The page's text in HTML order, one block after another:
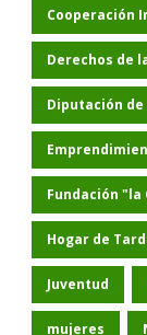
Cooperación
Derechos de
Diputación de
Fundación "la
Hogar de
Juventud
mujeres